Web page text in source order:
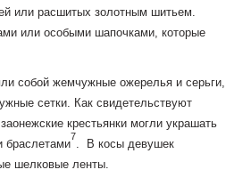
или расшитых золотным шитьем.
или особыми шапочками, которые
собой жемчужные ожерелья и серьги,
сетки. Как свидетельствуют
крестьянки могли украшать
браслетами
7
. В косы девушек
шелковые ленты.